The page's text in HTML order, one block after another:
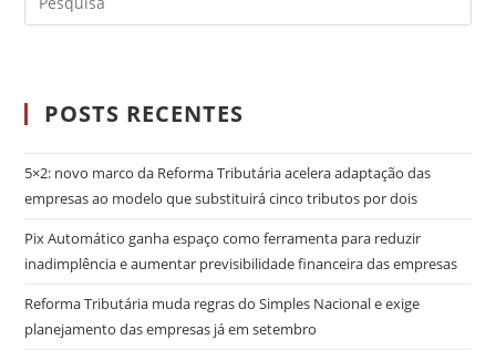
POSTS RECENTES
5×2: novo marco da Reforma Tributária acelera adaptação das
empresas ao modelo que substituirá cinco tributos por dois
Pix Automático ganha espaço como ferramenta para reduzir
inadimplência e aumentar previsibilidade financeira das empresas
Reforma Tributária muda regras do Simples Nacional e exige
planejamento das empresas já em setembro